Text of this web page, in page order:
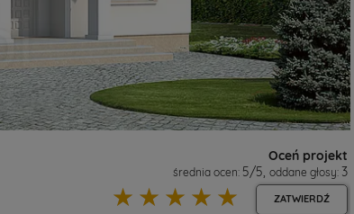
Oceń projekt
średnia ocen: 5/5, oddane głosy: 3
☆
☆
☆
☆
☆ ZATWIERDŹ